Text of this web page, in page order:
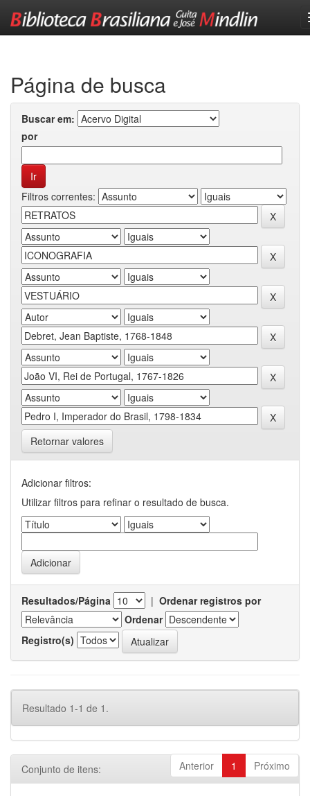
Página de busca
Buscar em:
por
Filtros correntes:
Retornar valores
Adicionar filtros:
Utilizar filtros para refinar o resultado de busca.
Resultados/Página | Ordenar registros por
Ordenar
Registro(s)
Resultado 1-1 de 1.
Anterior 1 Próximo
Conjunto de itens: